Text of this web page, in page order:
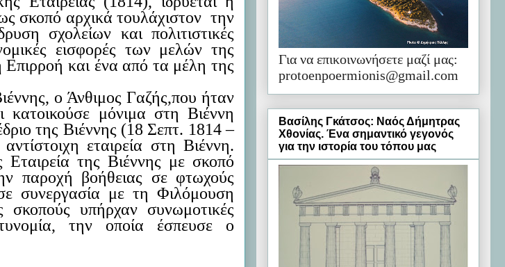
σκοπό αρχικά τουλάχιστον την
σχολείων και πολιτιστικές
εισφορές των μελών της
και ένα από τα μέλη της
ο Άνθιμος Γαζής,που ήταν
μόνιμα στη Βιέννη
της Βιέννης (18 Σεπτ. 1814 –
εταιρεία στη Βιέννη.
της Βιέννης με σκοπό
παροχή βοήθειας σε φτωχούς
συνεργασία με τη Φιλόμουση
υπήρχαν συνωμοτικές
την οποία έσπευσε ο
Για να επικοινωνήσετε μαζί μας:
protoenpoermionis@gmail.com
Βασίλης Γκάτσος: Ναός Δήμητρας
Χθονίας. Ένα σημαντικό γεγονός
για την ιστορία του τόπου μας